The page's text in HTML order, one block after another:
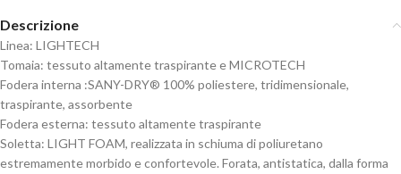
Descrizione
Linea: LIGHTECH
Tomaia: tessuto altamente traspirante e MICROTECH
Fodera interna :SANY-DRY® 100% poliestere, tridimensionale,
traspirante, assorbente
Fodera esterna: tessuto altamente traspirante
Soletta: LIGHT FOAM, realizzata in schiuma di poliuretano
estremamente morbido e confortevole. Forata, antistatica, dalla forma